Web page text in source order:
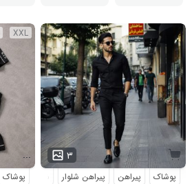
XXL
...
پوشاک
۳
پوشاک پیراهن پیراهن شلوار شلوار مردانه